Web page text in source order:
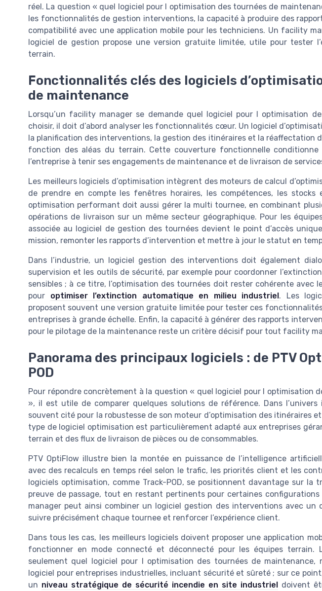
réel. La question « quel logiciel pour l optimisation des tournées de
les fonctionnalités de gestion interventions, la capacité à produire des
compatibilité avec une application mobile pour les techniciens. Un facility
logiciel de gestion propose une version gratuite limitée, utile pour tester
terrain.
Fonctionnalités clés des logiciels
de maintenance
Lorsqu’un facility manager se demande quel logiciel pour l optimisation
choisir, il doit d’abord analyser les fonctionnalités cœur. Un logiciel
la planification des interventions, la gestion des itinéraires et la réaffectation
fonction des aléas du terrain. Cette couverture fonctionnelle
l’entreprise à tenir ses engagements de maintenance et de livraison de
Les meilleurs logiciels d’optimisation intègrent des moteurs de calcul
de prendre en compte les fenêtres horaires, les compétences, les stocks
optimisation performant doit aussi gérer la multi tournee, en combinant
opérations de livraison sur un même secteur géographique. Pour les
associée au logiciel de gestion des tournées devient le point d’accès
mission, remonter les rapports d’intervention et mettre à jour le statut en
Dans l’industrie, un logiciel gestion des interventions doit également
supervision et les outils de sécurité, par exemple pour coordonner
sensibles ; à ce titre, l’optimisation des tournées doit rester cohérente avec
pour optimiser l’extinction automatique en milieu industriel . Les
proposent souvent une version gratuite limitée pour tester ces
entreprises à grande échelle. Enfin, la capacité à générer des rapports
pour le pilotage de la maintenance reste un critère décisif pour tout facility
Panorama des principaux logiciels : de PTV
POD
Pour répondre concrètement à la question « quel logiciel pour l optimisation
», il est utile de comparer quelques solutions de référence. Dans l’univers
souvent cité pour la robustesse de son moteur d’optimisation des itinéraires
type de logiciel optimisation est particulièrement adapté aux entreprises
terrain et des flux de livraison de pièces ou de consommables.
PTV OptiFlow illustre bien la montée en puissance de l’intelligence
avec des recalculs en temps réel selon le trafic, les priorités client et les
logiciels optimisation, comme Track-POD, se positionnent davantage sur la
preuve de passage, tout en restant pertinents pour certaines
manager peut ainsi combiner un logiciel gestion des interventions avec un
suivre précisément chaque tournee et renforcer l’expérience client.
Dans tous les cas, les meilleurs logiciels doivent proposer une application
fonctionner en mode connecté et déconnecté pour les équipes terrain.
seulement quel logiciel pour l optimisation des tournées de maintenance,
logiciel pour entreprises industrielles, incluant sécurité et sûreté ; sur ce
un niveau stratégique de sécurité incendie en site industriel
doivent